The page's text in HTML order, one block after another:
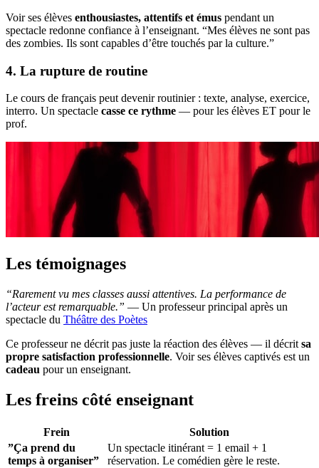
Voir ses élèves enthousiastes, attentifs et émus pendant un
spectacle redonne confiance à l’enseignant. “Mes élèves ne sont pas
des zombies. Ils sont capables d’être touchés par la culture.”
4. La rupture de routine
Le cours de français peut devenir routinier : texte, analyse, exercice,
interro. Un spectacle casse ce rythme — pour les élèves ET pour le
prof.
Les témoignages
“Rarement vu mes classes aussi attentives. La performance de
l’acteur est remarquable.” — Un professeur principal après un
spectacle du Théâtre des Poètes
Ce professeur ne décrit pas juste la réaction des élèves — il décrit sa
propre satisfaction professionnelle. Voir ses élèves captivés est un
cadeau pour un enseignant.
Les freins côté enseignant
Frein
Solution
”Ça prend du
temps à organiser”
Un spectacle itinérant = 1 email + 1
réservation. Le comédien gère le reste.